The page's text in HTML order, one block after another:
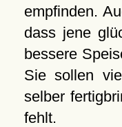
empfinden.
dass jene
bessere
Sie sollen
selber
fehlt.